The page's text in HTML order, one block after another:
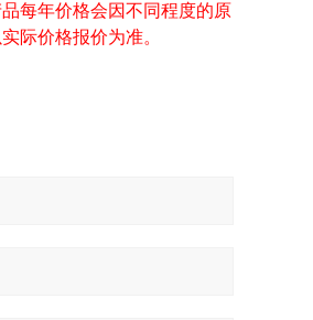
每年价格会因不同程度的原
际价格报价为准。